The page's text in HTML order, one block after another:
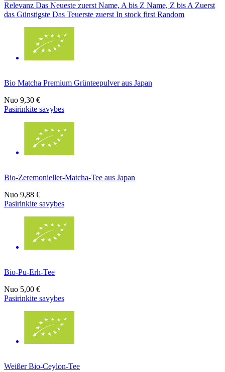
Relevanz Das Neueste zuerst Name, A bis Z Name, Z bis A Zuerst
das Günstigste Das Teuerste zuerst In stock first Random
Bio Matcha Premium Grünteepulver aus Japan
Nuo 9,30 €
Pasirinkite savybes
Bio-Zeremonieller-Matcha-Tee aus Japan
Nuo 9,88 €
Pasirinkite savybes
Bio-Pu-Erh-Tee
Nuo 5,00 €
Pasirinkite savybes
Weißer Bio-Ceylon-Tee